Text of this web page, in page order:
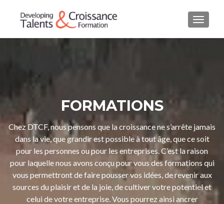
FORMATIONS
Chez DTCF, nous pensons que la croissance ne s’arrête jamais
dans la vie, que grandir est possible à tout âge, que ce soit
pour les personnes ou pour les entreprises. C’est la raison
pour laquelle nous avons conçu pour vous des formations qui
vous permettront de faire pousser vos idées, de revenir aux
sources du plaisir et de la joie, de cultiver votre potentiel et
celui de votre entreprise. Vous pourrez ainsi ancrer